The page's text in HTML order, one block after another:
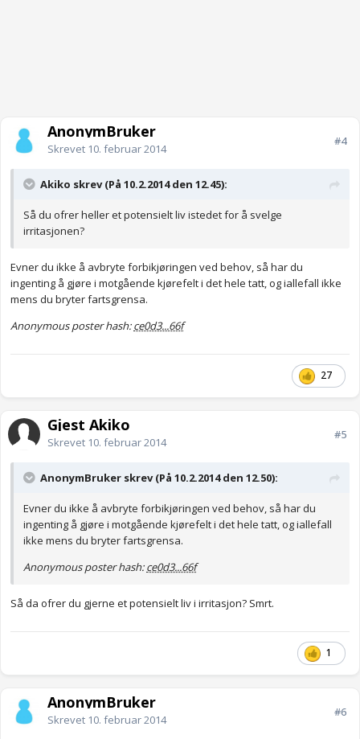
AnonymBruker
Skrevet 10. februar 2014
#4
Akiko skrev (På 10.2.2014 den 12.45):
Så du ofrer heller et potensielt liv istedet for å svelge
irritasjonen?
Evner du ikke å avbryte forbikjøringen ved behov, så har du
ingenting å gjøre i motgående kjørefelt i det hele tatt, og iallefall ikke
mens du bryter fartsgrensa.
Anonymous poster hash:ce0d3...66f
27
Gjest Akiko
Skrevet 10. februar 2014
#5
AnonymBruker skrev (På 10.2.2014 den 12.50):
Evner du ikke å avbryte forbikjøringen ved behov, så har du
ingenting å gjøre i motgående kjørefelt i det hele tatt, og iallefall
ikke mens du bryter fartsgrensa.
Anonymous poster hash:ce0d3...66f
Så da ofrer du gjerne et potensielt liv i irritasjon? Smrt.
1
AnonymBruker
Skrevet 10. februar 2014
#6